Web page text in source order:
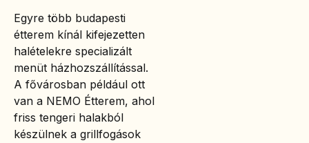
Egyre több budapesti
étterem kínál kifejezetten
halételekre specializált
menüt házhozszállítással.
A fővárosban például ott
van a NEMO Étterem, ahol
friss tengeri halakból
készülnek a grillfogások